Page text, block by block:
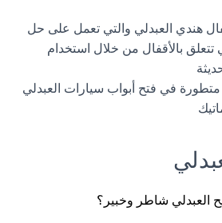
هندي العبدلي والتي تعمل على حل
بالأقفال من خلال استخدام
في فتح أبواب سيارات العبدلي
العبدلي شاطر وخبير؟